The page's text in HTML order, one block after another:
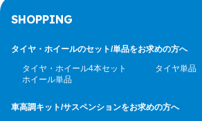
SHOPPING
タイヤ・ホイールのセット/単品をお求めの方へ
タイヤ・ホイール4本セット
タイヤ単品
ホイール単品
車高調キット/サスペンションをお求めの方へ